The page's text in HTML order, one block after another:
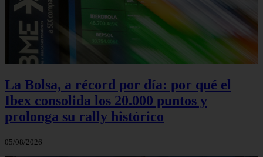
La Bolsa, a récord por día: por qué el
Ibex consolida los 20.000 puntos y
prolonga su rally histórico
05/08/2026